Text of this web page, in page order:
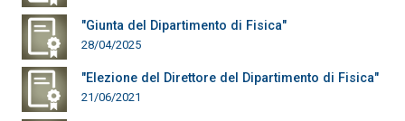
"Giunta del Dipartimento di Fisica"
28/04/2025
"Elezione del Direttore del Dipartimento di Fisica"
21/06/2021